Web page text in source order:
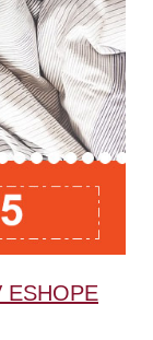
ESHOPE